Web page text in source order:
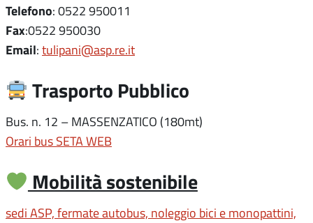
Telefono: 0522 950011
Fax:0522 950030
Email: tulipani@asp.re.it
Trasporto Pubblico
Bus. n. 12 – MASSENZATICO (180mt)
Orari bus SETA WEB
Mobilità sostenibile
sedi ASP, fermate autobus, noleggio bici e monopattini,